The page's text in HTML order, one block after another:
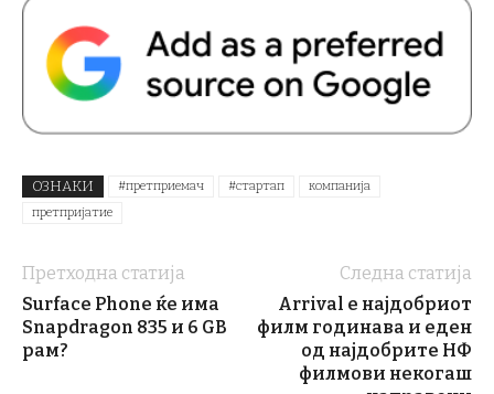
ОЗНАКИ #претприемач #стартап
компанија
претпријатие
Претходна статија
Surface Phone ќе има
Snapdragon 835 и 6 GB
рам?
Следна статија
Arrival е најдобриот
филм годинава и еден
од најдобрите НФ
филмови некогаш